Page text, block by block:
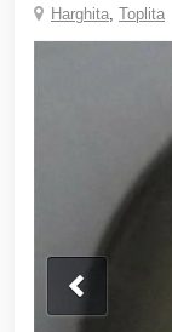
Harghita, Toplita